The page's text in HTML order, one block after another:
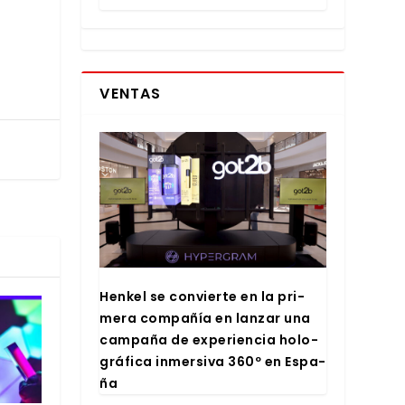
VENTAS
Hen­kel se con­vier­te en la pri­
me­ra com­pa­ñía en lan­zar una
cam­pa­ña de expe­rien­cia holo­
grá­fi­ca inmer­si­va 360º en Espa­
ña